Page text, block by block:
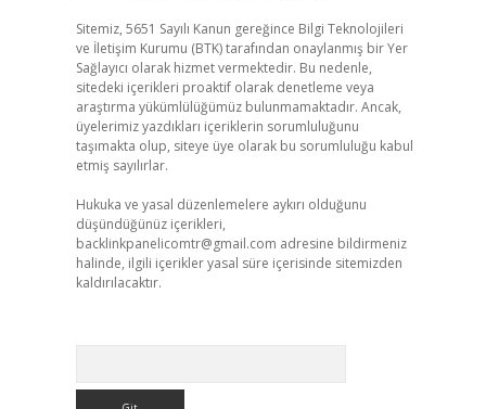
Sitemiz, 5651 Sayılı Kanun gereğince Bilgi Teknolojileri
ve İletişim Kurumu (BTK) tarafından onaylanmış bir Yer
Sağlayıcı olarak hizmet vermektedir. Bu nedenle,
sitedeki içerikleri proaktif olarak denetleme veya
araştırma yükümlülüğümüz bulunmamaktadır. Ancak,
üyelerimiz yazdıkları içeriklerin sorumluluğunu
taşımakta olup, siteye üye olarak bu sorumluluğu kabul
etmiş sayılırlar.
Hukuka ve yasal düzenlemelere aykırı olduğunu
düşündüğünüz içerikleri,
backlinkpanelicomtr@gmail.com adresine bildirmeniz
halinde, ilgili içerikler yasal süre içerisinde sitemizden
kaldırılacaktır.